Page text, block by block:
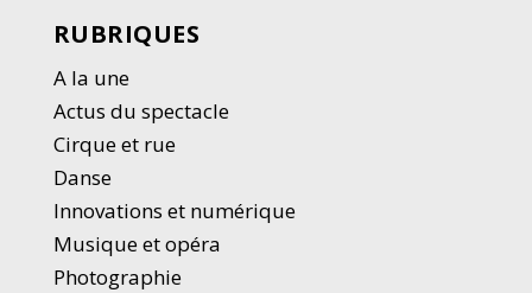
RUBRIQUES
A la une
Actus du spectacle
Cirque et rue
Danse
Innovations et numérique
Musique et opéra
Photographie